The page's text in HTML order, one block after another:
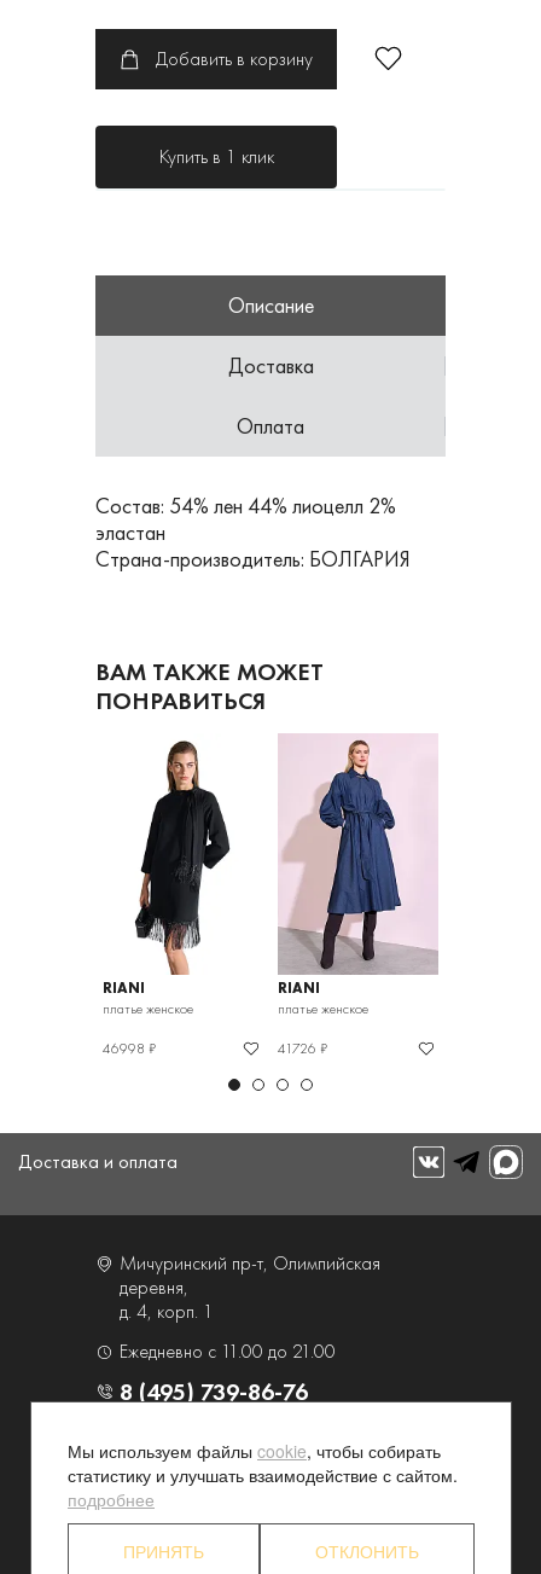
Добавить в корзину
Купить в 1 клик
Описание
Доставка
Оплата
Состав: 54% лен 44% лиоцелл 2%
эластан
Страна-производитель: БОЛГАРИЯ
ВАМ ТАКЖЕ МОЖЕТ
ПОНРАВИТЬСЯ
RIANI
платье женское
46998 ₽
RIANI
платье женское
41726 ₽
Доставка и оплата
Мичуринский пр-т, Олимпийская
деревня,
д. 4, корп. 1
Ежедневно с 11.00 до 21.00
8 (495) 739-86-76
О компании
Услуги
Контакты и схема проезда
Наши преимущества
Партнерские программы
Конфиденциальность
Мы используем файлы cookie, чтобы собирать
статистику и улучшать взаимодействие с сайтом.
подробнее
ПРИНЯТЬ ОТКЛОНИТЬ